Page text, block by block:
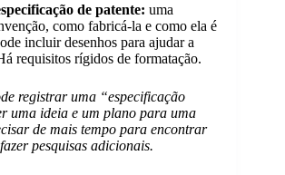
de patente: uma
como fabricá-la e como ela é
incluir desenhos para ajudar a
requisitos rígidos de formatação.
registrar uma “especificação
uma ideia e um plano para uma
de mais tempo para encontrar
pesquisas adicionais.